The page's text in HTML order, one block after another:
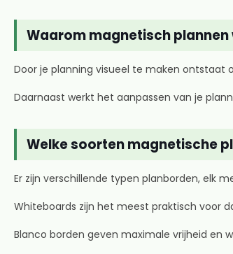
Waarom magnetisch plannen
Door je planning visueel te maken ontstaat
Daarnaast werkt het aanpassen van je
Welke soorten magnetische
Er zijn verschillende typen planborden, elk
Whiteboards zijn het meest praktisch voor
Blanco borden geven maximale vrijheid en